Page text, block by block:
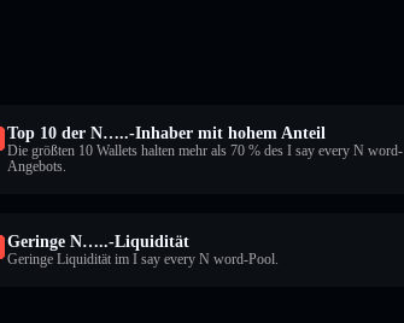
Top 10 der N…..-Inhaber mit hohem Anteil
Die größten 10 Wallets halten mehr als 70 % des I say every N word-
Angebots.
Geringe N…..-Liquidität
Geringe Liquidität im I say every N word-Pool.